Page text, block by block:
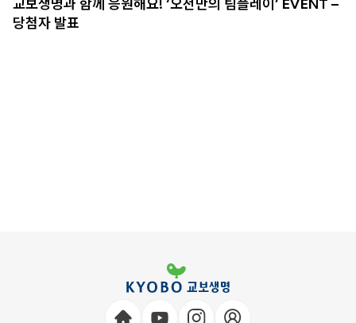
교보생명과 함께 응원해요! ‘오천만의 팀플레이’ EVENT –
당첨자 발표